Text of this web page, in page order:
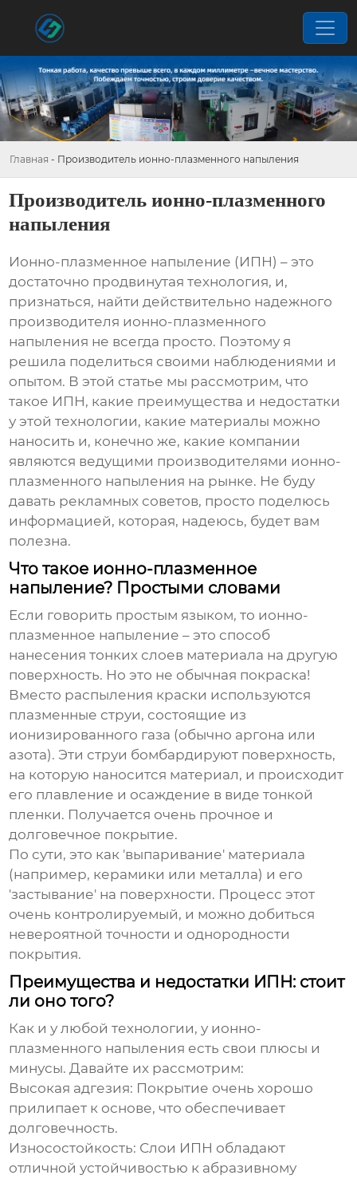
Главная - Производитель ионно-плазменного напыления
Производитель ионно-плазменного
напыления
Ионно-плазменное напыление (ИПН) – это
достаточно продвинутая технология, и,
признаться, найти действительно надежного
производителя ионно-плазменного
напыления не всегда просто. Поэтому я
решила поделиться своими наблюдениями и
опытом. В этой статье мы рассмотрим, что
такое ИПН, какие преимущества и недостатки
у этой технологии, какие материалы можно
наносить и, конечно же, какие компании
являются ведущими производителями ионно-
плазменного напыления на рынке. Не буду
давать рекламных советов, просто поделюсь
информацией, которая, надеюсь, будет вам
полезна.
Что такое ионно-плазменное
напыление? Простыми словами
Если говорить простым языком, то ионно-
плазменное напыление – это способ
нанесения тонких слоев материала на другую
поверхность. Но это не обычная покраска!
Вместо распыления краски используются
плазменные струи, состоящие из
ионизированного газа (обычно аргона или
азота). Эти струи бомбардируют поверхность,
на которую наносится материал, и происходит
его плавление и осаждение в виде тонкой
пленки. Получается очень прочное и
долговечное покрытие.
По сути, это как 'выпаривание' материала
(например, керамики или металла) и его
'застывание' на поверхности. Процесс этот
очень контролируемый, и можно добиться
невероятной точности и однородности
покрытия.
Преимущества и недостатки ИПН: стоит
ли оно того?
Как и у любой технологии, у ионно-
плазменного напыления есть свои плюсы и
минусы. Давайте их рассмотрим:
Высокая адгезия: Покрытие очень хорошо
прилипает к основе, что обеспечивает
долговечность.
Износостойкость: Слои ИПН обладают
отличной устойчивостью к абразивному